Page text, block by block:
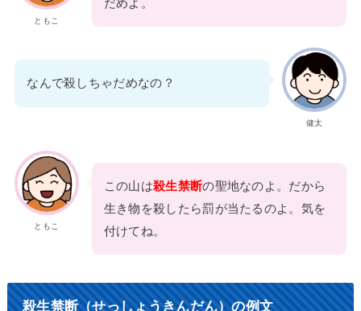
ともこ
だめよ。
健太
なんで殺しちゃだめなの？
ともこ
この山は殺生禁断の聖地なのよ。だから
生き物を殺したら罰が当たるのよ。気を
付けてね。
殺生禁断（せっしょうきんだん）の例文